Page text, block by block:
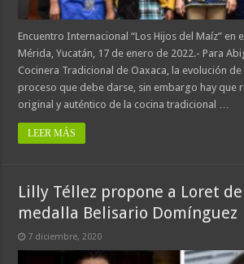
Encuentro Internacional “Los Hijos del Maíz” en
Mérida, Yucatán, 17 de enero de 2022.- Para
Cocinera Tradicional de Oaxaca, la evolución de
proceso que debe darse, sin embargo hay que
original y auténtico de la cocina tradicional …
LEER MÁS
Lilly Téllez propone a Loret
medalla Belisario Domínguez
7 diciembre, 2020